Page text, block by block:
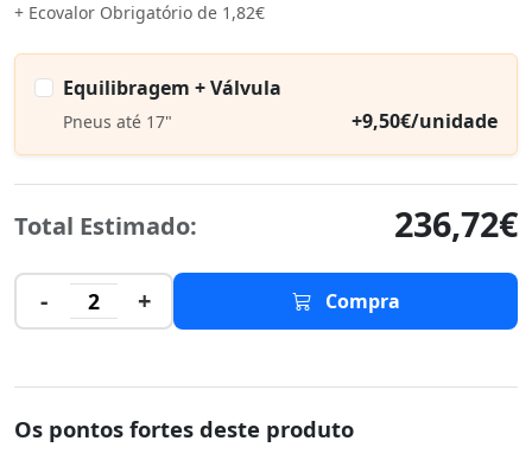
+ Ecovalor Obrigatório de 1,82€
Equilibragem + Válvula
Pneus até 17" +9,50€/unidade
Total Estimado: 236,72€
- 2 + Compra
Os pontos fortes deste produto